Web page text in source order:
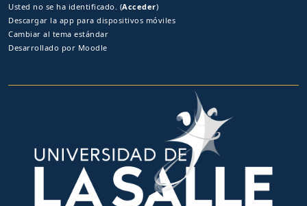
Usted no se ha identificado. (Acceder)
Descargar la app para dispositivos móviles
Cambiar al tema estándar
Desarrollado por Moodle